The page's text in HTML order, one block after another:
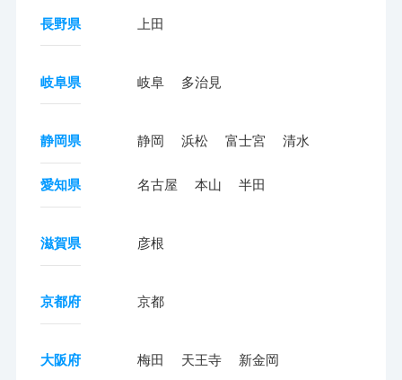
長野県 上田
岐阜県 岐阜 多治見
静岡県 静岡 浜松 富士宮 清水
愛知県 名古屋 本山 半田
滋賀県 彦根
京都府 京都
大阪府 梅田 天王寺 新金岡